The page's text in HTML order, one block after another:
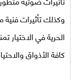
وكذلك تأثيرات
الحرية في
كافة الأذواق